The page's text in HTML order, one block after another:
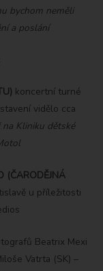
bychom neměli
a poslání
koncertní turné
vidělo cca
Kliniku dětské
(ČARODĚJNÁ
u příležitosti
Beatrix Mexi
Vatrta (SK) –